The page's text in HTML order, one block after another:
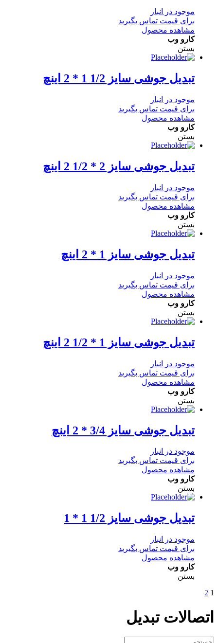
موجود در انبار
برای قیمت تماس بگیرید
مشاهده محصول
کارو وب
بستن
تبدیل جوشی سایز 1/2 1 * 2 اینچ
موجود در انبار
برای قیمت تماس بگیرید
مشاهده محصول
کارو وب
بستن
تبدیل جوشی سایز 2 * 1/2 2 اینچ
موجود در انبار
برای قیمت تماس بگیرید
مشاهده محصول
کارو وب
بستن
تبدیل جوشی سایز 1 * 2 اینچ
موجود در انبار
برای قیمت تماس بگیرید
مشاهده محصول
کارو وب
بستن
تبدیل جوشی سایز 1 * 1/2 2 اینچ
موجود در انبار
برای قیمت تماس بگیرید
مشاهده محصول
کارو وب
بستن
تبدیل جوشی سایز 3/4 * 2 اینچ
موجود در انبار
برای قیمت تماس بگیرید
مشاهده محصول
کارو وب
بستن
تبدیل جوشی سایز 1/2 1 * 1
موجود در انبار
برای قیمت تماس بگیرید
مشاهده محصول
کارو وب
بستن
1
2
اتصالات تبدیل